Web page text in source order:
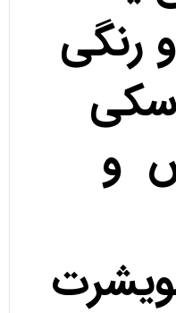
رنگی
و